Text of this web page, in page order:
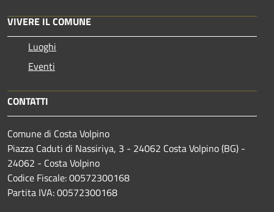
VIVERE IL COMUNE
Luoghi
Eventi
CONTATTI
Comune di Costa Volpino
Piazza Caduti di Nassiriya, 3 - 24062 Costa Volpino (BG) -
24062 - Costa Volpino
Codice Fiscale: 00572300168
Partita IVA: 00572300168